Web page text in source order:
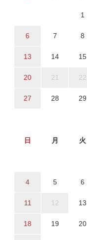
1
6 7 8
13 14 15
20 21 22
27 28 29
日 月 火
4 5 6
11 12 13
18 19 20